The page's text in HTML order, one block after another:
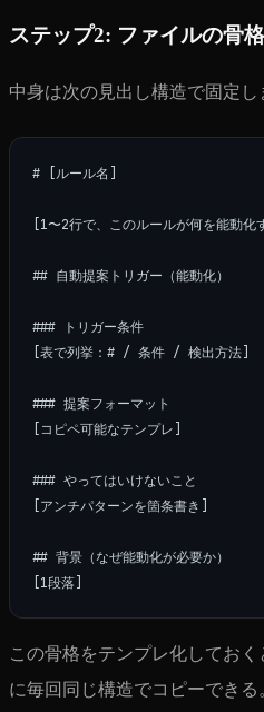
ステップ2: ファイルの骨
中身は次の見出し構造で固定し
# [ルール名]
[1〜2行で、このルールが何を能動化
## 自動提案トリガー（能動化）
### トリガー条件
[表で列挙：# / 条件 / 検出方法]
### 提案フォーマット
[コピペ可能なテンプレ]
### やってはいけないこと
[アンチパターンを箇条書き]
## 背景（なぜ能動化が必要か）
この骨格をテンプレ化してお
に毎回同じ構造でコピーできる